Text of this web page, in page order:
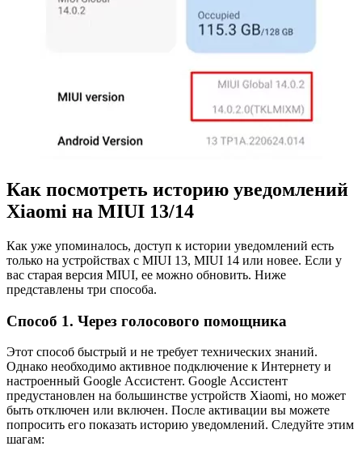
Как посмотреть историю уведомлений
Xiaomi на MIUI 13/14
Как уже упоминалось, доступ к истории уведомлений есть
только на устройствах с MIUI 13, MIUI 14 или новее. Если у
вас старая версия MIUI, ее можно обновить. Ниже
представлены три способа.
Способ 1. Через голосового помощника
Этот способ быстрый и не требует технических знаний.
Однако необходимо активное подключение к Интернету и
настроенный Google Ассистент. Google Ассистент
предустановлен на большинстве устройств Xiaomi, но может
быть отключен или включен. После активации вы можете
попросить его показать историю уведомлений. Следуйте этим
шагам: